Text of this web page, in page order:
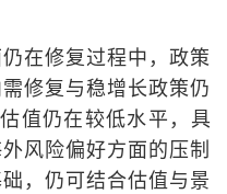
在修复过程中，政策
修复与稳增长政策仍
值仍在较低水平，具
风险偏好方面的压制
，仍可结合估值与景